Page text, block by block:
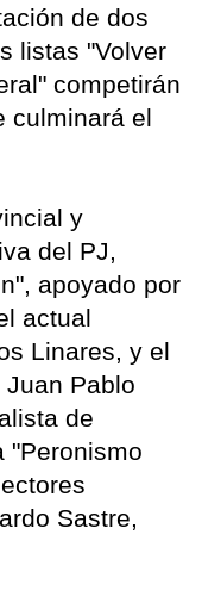
de dos
listas "Volver
competirán
culminará el
y
del PJ,
apoyado por
actual
Linares, y el
Pablo
de
"Peronismo
Sastre,